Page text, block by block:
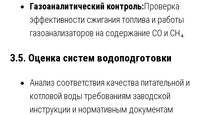
Газоаналитический контроль:Проверка
эффективности сжигания топлива и работы
газоанализаторов на содержание CO и CH₄.
3.5. Оценка систем водоподготовки
Анализ соответствия качества питательной и
котловой воды требованиям заводской
инструкции и нормативным документам.